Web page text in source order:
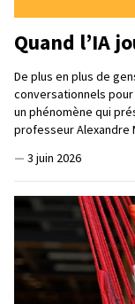
Quand l’IA
De plus en plus de
conversationnels
un phénomène qui
professeur Alexandre
— 3 juin 2026